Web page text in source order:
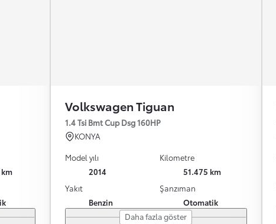
km
Volkswagen Tiguan
1.4 Tsi Bmt Cup Dsg 160HP
KONYA
Model yılı
2014
Kilometre
51.475 km
Yakıt
Benzin
Şanzıman
Otomatik
Daha fazla göster